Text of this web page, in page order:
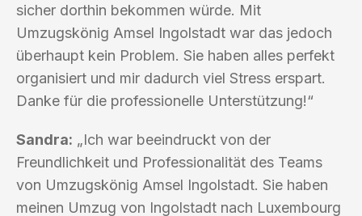
sicher dorthin bekommen würde. Mit
Umzugskönig Amsel Ingolstadt war das jedoch
überhaupt kein Problem. Sie haben alles perfekt
organisiert und mir dadurch viel Stress erspart.
Danke für die professionelle Unterstützung!“
Sandra: „Ich war beeindruckt von der
Freundlichkeit und Professionalität des Teams
von Umzugskönig Amsel Ingolstadt. Sie haben
meinen Umzug von Ingolstadt nach Luxembourg